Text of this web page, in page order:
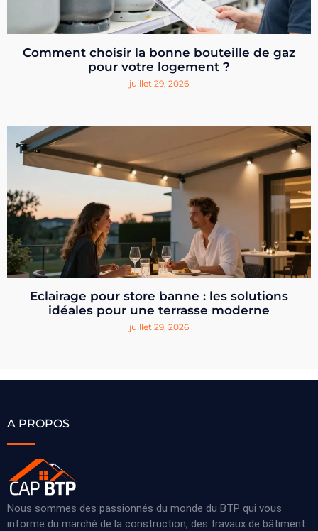
Comment choisir la bonne bouteille de gaz
pour votre logement ?
juillet 29, 2026
Eclairage pour store banne : les solutions
idéales pour une terrasse moderne
juillet 29, 2026
A PROPOS
Nous sommes des passionnés du monde du BTP qui vous
informe du marché de la construction, des travaux de bâtiment